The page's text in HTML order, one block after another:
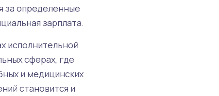
за определенные
зарплата.
исполнительной
сферах, где
и медицинских
становится и